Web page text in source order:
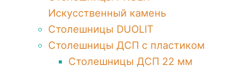
Искусственный камень
Столешницы DUOLIT
Столешницы ДСП с пластиком
Столешницы ДСП 22 мм